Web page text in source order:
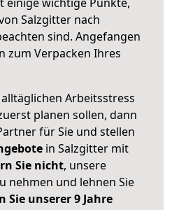
Salzgitter nach
sind. Angefangen
zum Verpacken Ihres
Arbeitsstress
planen sollen, dann
für Sie und stellen
in Salzgitter mit
Sie nicht, unsere
nehmen und lehnen Sie
Sie unserer 9 Jahre